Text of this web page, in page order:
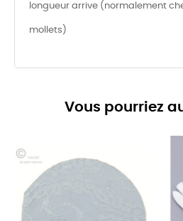
longueur arrive (normalement
mollets)
Vous pourriez